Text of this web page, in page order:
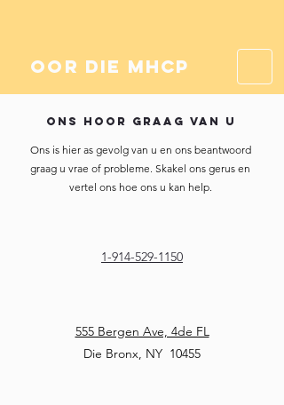
oor die mhcp
Ons hoor graag van u
Ons is hier as gevolg van u en ons beantwoord
graag u vrae of probleme. Skakel ons gerus en
vertel ons hoe ons u kan help.
1-914-529-1150
555 Bergen Ave, 4de FL
Die Bronx, NY 10455